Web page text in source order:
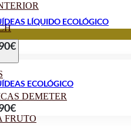
DEMETER
FRUTO
precios:
desde
9.90€
hasta
18.99€
LÍQUIDO ECOLÓGICO
€Rango
de
precios:
desde
13.90€
hasta
ECOLÓGICO
€Rango
de